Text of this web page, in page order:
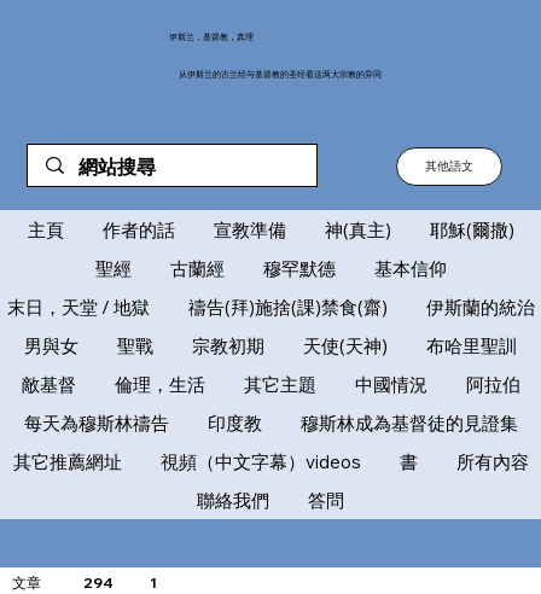
伊斯兰，基督教，真理
从伊斯兰的古兰经与基督教的圣经看这两大宗教的异同
其他語文
主頁 作者的話 宣教準備 神(真主)
耶穌(爾撒)
聖經
古蘭經 穆罕默德
基本信仰
末日，天堂 / 地獄
禱告(拜)施捨(課)禁食(齋)
伊斯蘭的統治
男與女
聖戰 宗教初期 天使(天神)
布哈里聖訓
敵基督
倫理，生活 其它主題 中國情況
阿拉伯
每天為穆斯林禱告
印度教
穆斯林成為基督徒的見證集
其它推薦網址
視頻（中文字幕）videos 書
所有內容
聯絡我們
答問
文章 294 1